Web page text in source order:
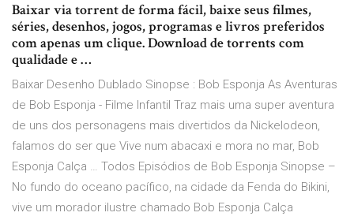
Baixar via torrent de forma fácil, baixe seus filmes,
séries, desenhos, jogos, programas e livros preferidos
com apenas um clique. Download de torrents com
qualidade e …
Baixar Desenho Dublado Sinopse : Bob Esponja As Aventuras
de Bob Esponja - Filme Infantil Traz mais uma super aventura
de uns dos personagens mais divertidos da Nickelodeon,
falamos do ser que Vive num abacaxi e mora no mar, Bob
Esponja Calça … Todos Episódios de Bob Esponja Sinopse –
No fundo do oceano pacífico, na cidade da Fenda do Bikini,
vive um morador ilustre chamado Bob Esponja Calça